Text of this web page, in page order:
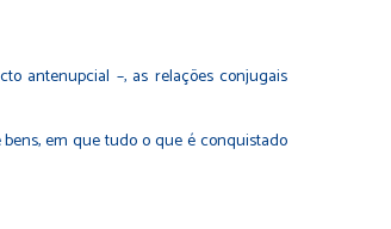
antenupcial –, as relações conjugais
em que tudo o que é conquistado